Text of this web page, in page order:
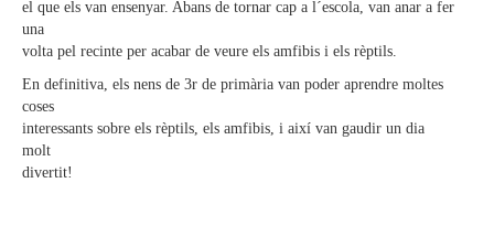
el que els van ensenyar. Abans de tornar cap a l´escola, van anar a fer
una
volta pel recinte per acabar de veure els amfibis i els rèptils.
En definitiva, els nens de 3r de primària van poder aprendre moltes
coses
interessants sobre els rèptils, els amfibis, i així van gaudir un dia
molt
divertit!